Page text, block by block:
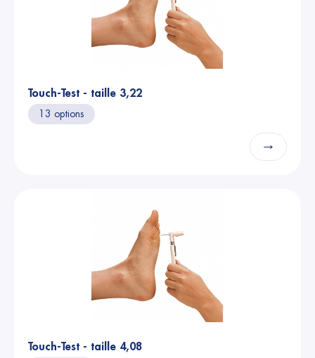
Touch-Test - taille 3,22
13 options
→
Touch-Test - taille 4,08